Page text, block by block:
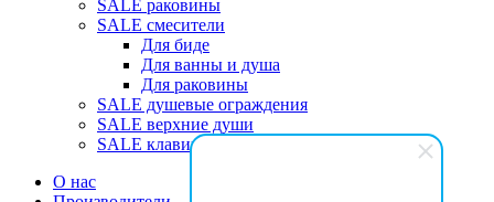
SALE раковины
SALE смесители
Для биде
Для ванны и душа
Для раковины
SALE душевые ограждения
SALE верхние души
SALE клавиши
О нас